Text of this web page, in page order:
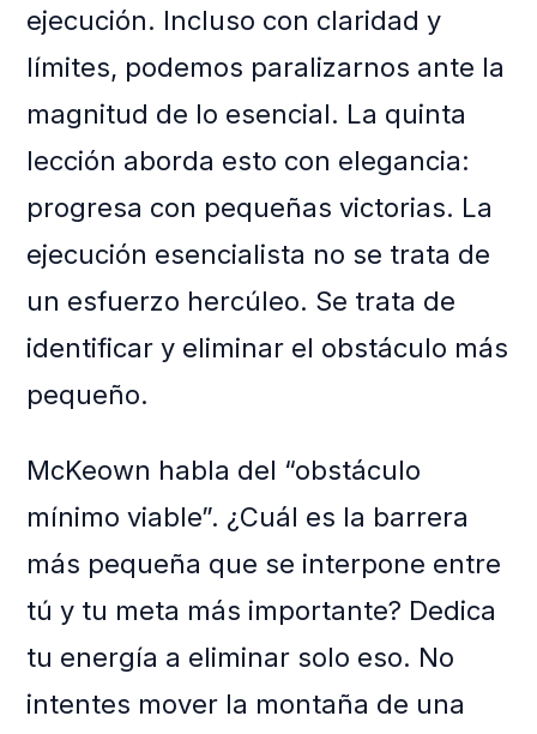
ejecución. Incluso con claridad y
límites, podemos paralizarnos ante la
magnitud de lo esencial. La quinta
lección aborda esto con elegancia:
progresa con pequeñas victorias. La
ejecución esencialista no se trata de
un esfuerzo hercúleo. Se trata de
identificar y eliminar el obstáculo más
pequeño.
McKeown habla del “obstáculo
mínimo viable”. ¿Cuál es la barrera
más pequeña que se interpone entre
tú y tu meta más importante? Dedica
tu energía a eliminar solo eso. No
intentes mover la montaña de una